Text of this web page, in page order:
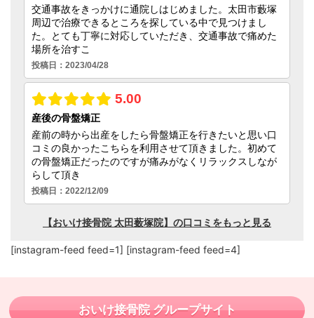
[instagram-feed feed=1] [instagram-feed feed=4]
おいけ接骨院 グループサイト